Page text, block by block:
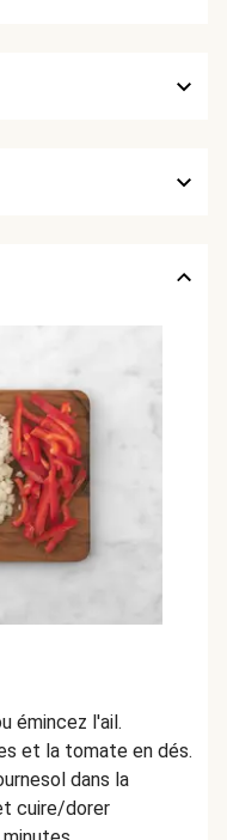
émincez l'ail.
et la tomate en dés.
dans la
cuire/dorer